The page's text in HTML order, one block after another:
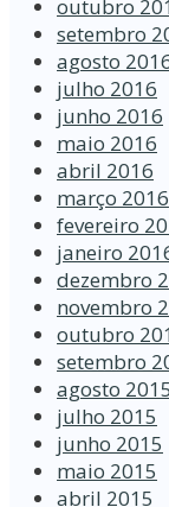
outubro
setembro
agosto
julho 2016
junho 2016
maio 2016
abril 2016
março 2016
fevereiro
janeiro
dezembro
novembro
outubro
setembro
agosto 2015
julho 2015
junho 2015
maio 2015
abril 2015